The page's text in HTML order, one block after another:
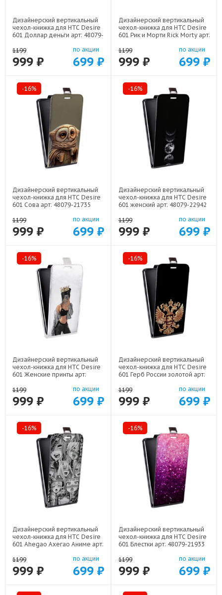
Дизайнерский вертикальный
чехол-книжка для HTC Desire
601 Доллар деньги арт: 48079-
1199
999 ₽
по акции
699 ₽
Дизайнерский вертикальный
чехол-книжка для HTC Desire
601 Рик и Морти Rick Morty арт:
1199
999 ₽
по акции
699 ₽
-16%
Дизайнерский вертикальный
чехол-книжка для HTC Desire
601 Сова арт: 48079-21735
1199
999 ₽
по акции
699 ₽
-16%
Дизайнерский вертикальный
чехол-книжка для HTC Desire
601 женский арт: 48079-22942
1199
999 ₽
по акции
699 ₽
-16%
Дизайнерский вертикальный
чехол-книжка для HTC Desire
601 Женские принты арт:
1199
999 ₽
по акции
699 ₽
-16%
Дизайнерский вертикальный
чехол-книжка для HTC Desire
601 Герб России золотой арт:
1199
999 ₽
по акции
699 ₽
-16%
Дизайнерский вертикальный
чехол-книжка для HTC Desire
601 Ahegao Ахегао Аниме арт:
1199
999 ₽
по акции
699 ₽
-16%
Дизайнерский вертикальный
чехол-книжка для HTC Desire
601 Блестки арт: 48079-21933
1199
999 ₽
по акции
699 ₽